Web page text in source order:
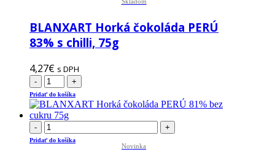
BLANXART Horká čokoláda PERÚ
83% s chilli, 75g
4,27€ s DPH
- +
Pridať do košíka
- +
Pridať do košíka
Novinka